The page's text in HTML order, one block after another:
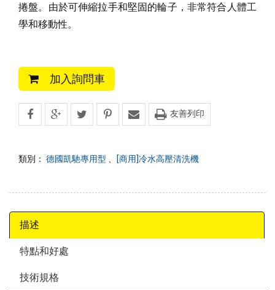
捲盤。由於可伸縮拉手和堅固的輪子，非常符合人體工
學和移動性。
加入詢問車
友善列印
類別： 德國凱馳專用型 [商用]冷水高壓清洗機
描述
特點和好處
技術規格